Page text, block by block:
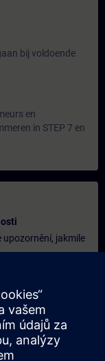
bij voldoende
en
in STEP 7 en
jakmile
pro toto